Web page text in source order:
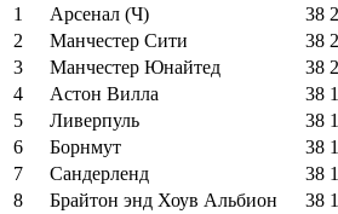
1
Арсенал (Ч) 38
2
Манчестер Сити 38
3
Манчестер Юнайтед 38
4
Астон Вилла 38
5
Ливерпуль 38
6
Борнмут 38
7
Сандерленд 38
8
Брайтон энд Хоув Альбион 38